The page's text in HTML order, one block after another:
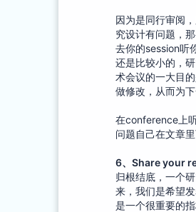
因为是同行审阅
究设计有问题，
去你的session听
还是比较小的，
术会议的一大目
做修改，从而为
在conference上
问题自己在文章
6、 Share your
归根结底，一个
来，我们是希望
是一个很重要的